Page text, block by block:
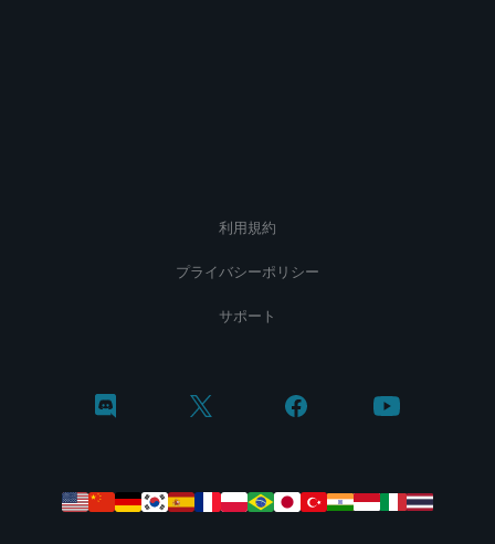
利用規約
プライバシーポリシー
サポート